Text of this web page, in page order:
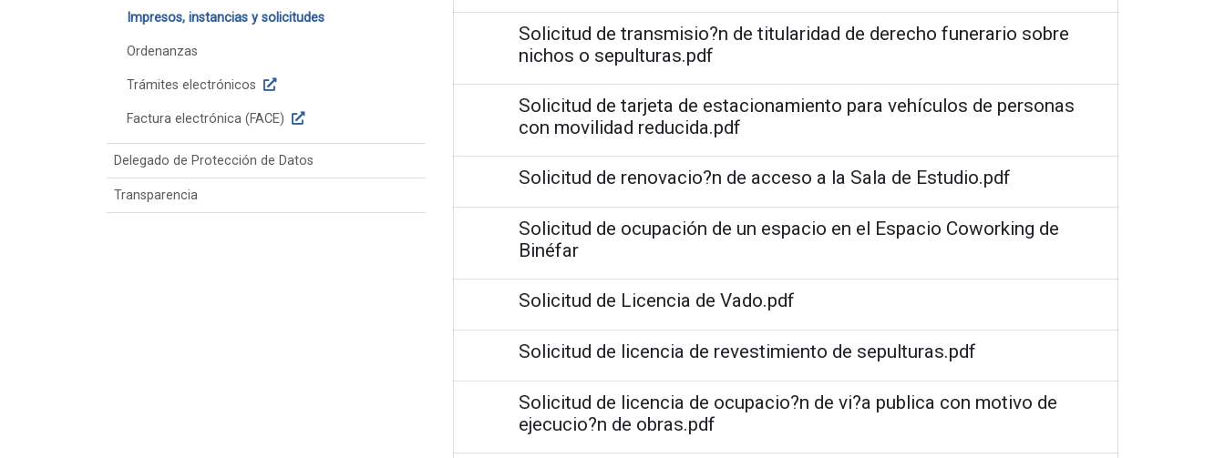
Impresos, instancias y solicitudes
Ordenanzas
Trámites electrónicos
Factura electrónica (FACE)
Delegado de Protección de Datos
Transparencia
Solicitud de transmisio?n de titularidad de derecho funerario sobre
nichos o sepulturas.pdf
Solicitud de tarjeta de estacionamiento para vehículos de personas
con movilidad reducida.pdf
Solicitud de renovacio?n de acceso a la Sala de Estudio.pdf
Solicitud de ocupación de un espacio en el Espacio Coworking de
Binéfar
Solicitud de Licencia de Vado.pdf
Solicitud de licencia de revestimiento de sepulturas.pdf
Solicitud de licencia de ocupacio?n de vi?a publica con motivo de
ejecucio?n de obras.pdf